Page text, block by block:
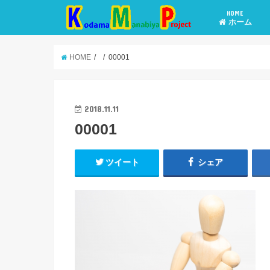
HOME
ホーム
HOME 00001
2018.11.11
00001
ツイート シェア